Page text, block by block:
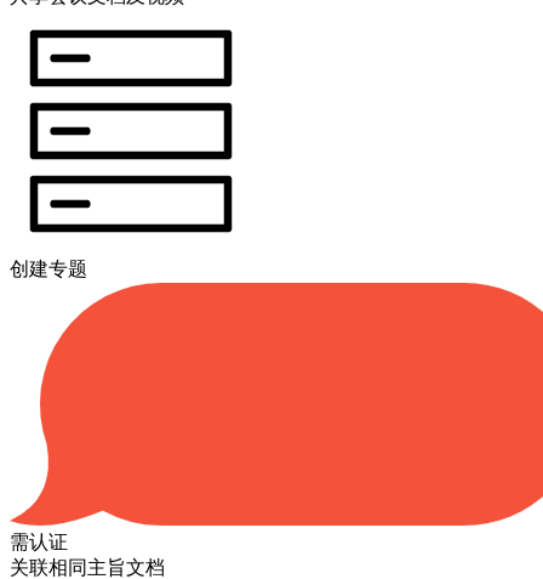
创建专题
需认证
关联相同主旨文档